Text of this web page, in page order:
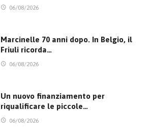
06/08/2026
Marcinelle 70 anni dopo. In Belgio, il
Friuli ricorda…
06/08/2026
Un nuovo finanziamento per
riqualificare le piccole…
06/08/2026